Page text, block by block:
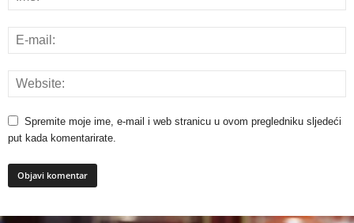
Spremite moje ime, e-mail i web stranicu u ovom pregledniku sljedeći
put kada komentarirate.